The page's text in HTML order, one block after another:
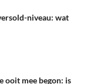
niveau: wat
ooit mee begon: is